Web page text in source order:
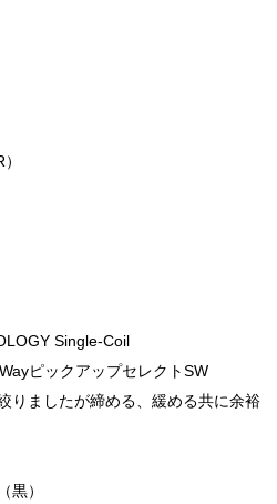
Single-Coil
ピックアップセレクトSW
りましたが締める、緩める共に余裕
黒）